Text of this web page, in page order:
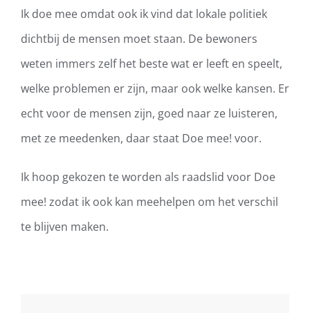
Ik doe mee omdat ook ikvind dat lokale politiek
dichtbij de mensen moet staan. De bewoners
weten immers zelfhet bestewat er leeft en speelt,
welke problemen er zijn, maar ook welke kansen. Er
echt voor de mensen zijn, goed naar ze luisteren,
met ze meedenken, daar staat Doe mee! voor.
Ik hoop gekozen te worden als raadslid voor Doe
mee! zodat ik ook kan meehelpen om het verschil
te blijven maken.